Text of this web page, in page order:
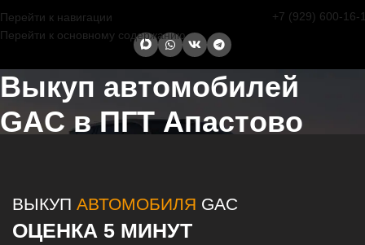
Перейти к навигации
Перейти к основному содержанию
+7 (929) 600-16-
Выкуп автомобилей
GAC в ПГТ Апастово
ВЫКУП АВТОМОБИЛЯ GAC
ОЦЕНКА 5 МИНУТ